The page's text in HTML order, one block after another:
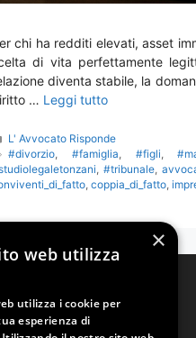
chi ha redditi elevati, asset
di vita perfettamente
diventa stabile, la
… Leggi tutto
Categorie
L' Avvocato Risponde
Tag
#divorzio, #famiglia, #figli,
, #tribunale,
, coppia_di_fatto,
Legale Tonzani
×
web utilizza
utilizza i cookie per
esperienza di